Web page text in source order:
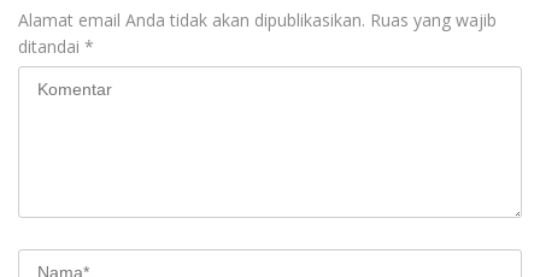
Alamat email Anda tidak akan dipublikasikan. Ruas yang wajib
ditandai *